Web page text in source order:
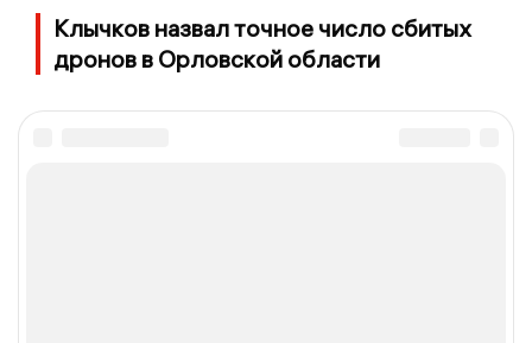
Клычков назвал точное число сбитых
дронов в Орловской области